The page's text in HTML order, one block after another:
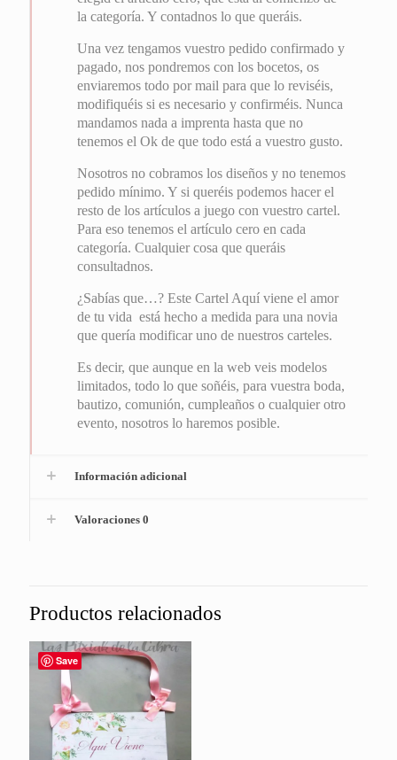
la categoría. Y contadnos lo que queráis.
Una vez tengamos vuestro pedido confirmado y
pagado, nos pondremos con los bocetos, os
enviaremos todo por mail para que lo reviséis,
modifiquéis si es necesario y confirméis. Nunca
mandamos nada a imprenta hasta que no
tenemos el Ok de que todo está a vuestro gusto.
Nosotros no cobramos los diseños y no tenemos
pedido mínimo. Y si queréis podemos hacer el
resto de los artículos a juego con vuestro cartel.
Para eso tenemos el artículo cero en cada
categoría. Cualquier cosa que queráis
consultadnos.
¿Sabías que…? Este Cartel Aquí viene el amor
de tu vida está hecho a medida para una novia
que quería modificar uno de nuestros carteles.
Es decir, que aunque en la web veis modelos
limitados, todo lo que soñéis, para vuestra boda,
bautizo, comunión, cumpleaños o cualquier otro
evento, nosotros lo haremos posible.
Información adicional
Valoraciones 0
Productos relacionados
Save